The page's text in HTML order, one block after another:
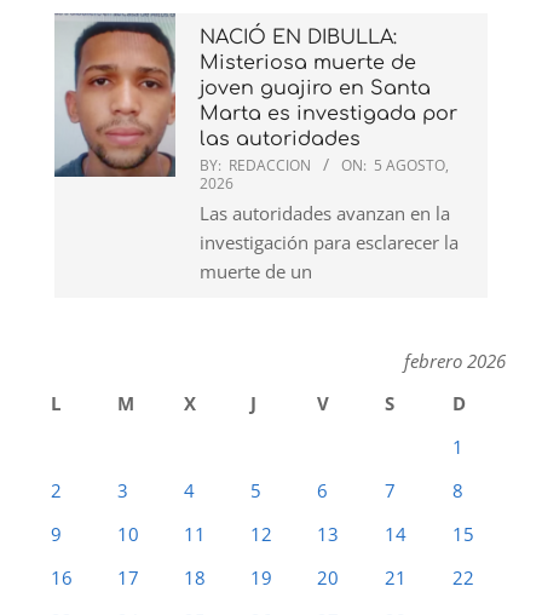
NACIÓ EN DIBULLA:
Misteriosa muerte de
joven guajiro en Santa
Marta es investigada por
las autoridades
BY: REDACCION ON: 5 AGOSTO,
2026
Las autoridades avanzan en la
investigación para esclarecer la
muerte de un
febrero 2026
L
M X J V S
D
1
2
3 4 5 6 7
8
9
10 11 12 13 14
15
16
17 18 19 20 21
22